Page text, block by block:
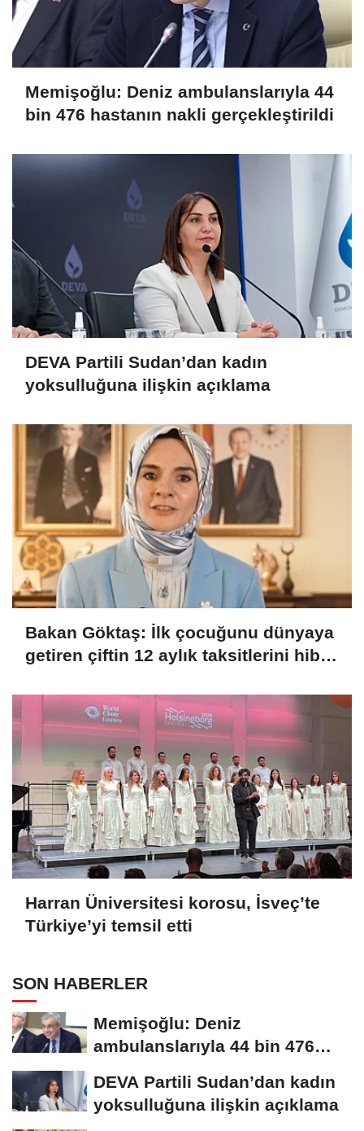
Memişoğlu: Deniz ambulanslarıyla 44
bin 476 hastanın nakli gerçekleştirildi
DEVA Partili Sudan’dan kadın
yoksulluğuna ilişkin açıklama
Bakan Göktaş: İlk çocuğunu dünyaya
getiren çiftin 12 aylık taksitlerini hibe
Harran Üniversitesi korosu, İsveç’te
Türkiye’yi temsil etti
SON HABERLER
Memişoğlu: Deniz
ambulanslarıyla 44 bin 476
DEVA Partili Sudan’dan kadın
yoksulluğuna ilişkin açıklama